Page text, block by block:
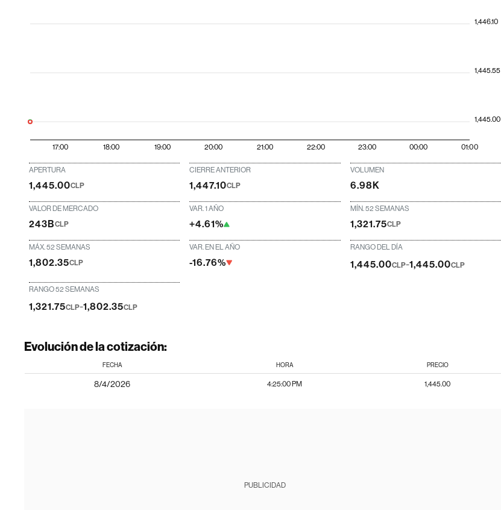
17:00 18:00 19:00 20:00 21:00 22:00 23:00 00:00 01:00
1,445.00
1,445.55
1,446.10
APERTURA
1,445.00CLP
CIERRE ANTERIOR
1,447.10CLP
VOLUMEN
6.98K
VALOR DE MERCADO
243BCLP
VAR. 1 AÑO
+4.61%
MÍN. 52 SEMANAS
1,321.75CLP
MÁX. 52 SEMANAS
1,802.35CLP
VAR. EN EL AÑO
-16.76%
RANGO DEL DÍA
1,445.00CLP-1,445.00CLP
RANGO 52 SEMANAS
1,321.75CLP-1,802.35CLP
Evolución de la cotización:
FECHA HORA PRECIO
8/4/2026 4:25:00 PM 1,445.00
PUBLICIDAD